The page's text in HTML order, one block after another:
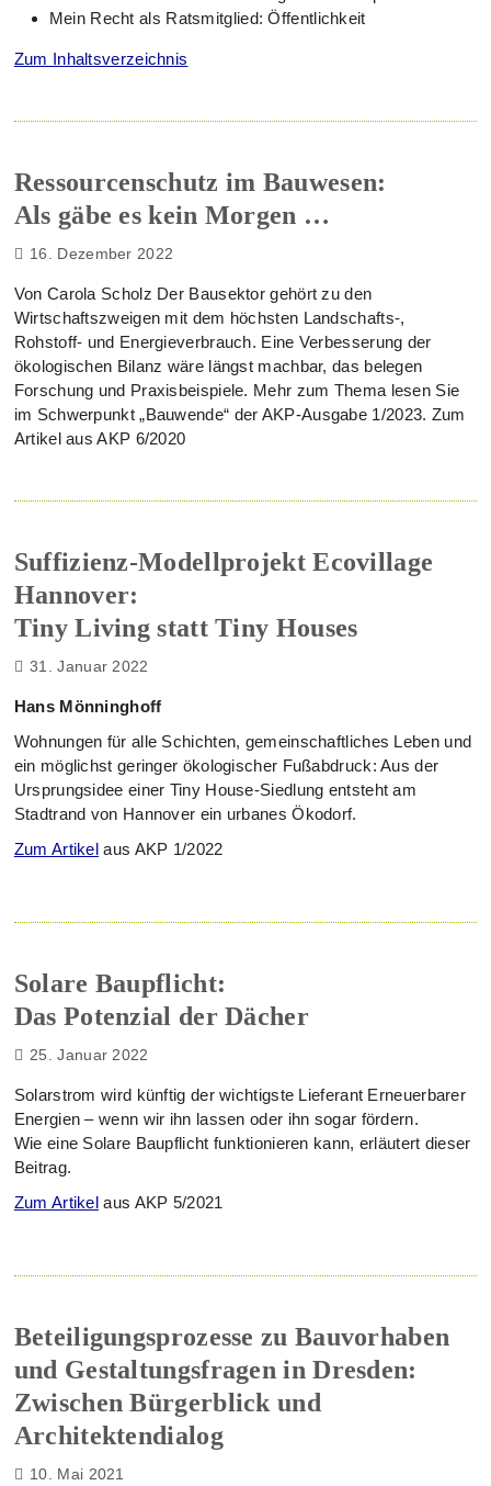
Mein Recht als Ratsmitglied: Öffentlichkeit
Zum Inhaltsverzeichnis
Ressourcenschutz im Bauwesen:
Als gäbe es kein Morgen …
16. Dezember 2022
Von Carola Scholz Der Bausektor gehört zu den
Wirtschaftszweigen mit dem höchsten Landschafts-,
Rohstoff- und Energieverbrauch. Eine Verbesserung der
ökologischen Bilanz wäre längst machbar, das belegen
Forschung und Praxisbeispiele. Mehr zum Thema lesen Sie
im Schwerpunkt „Bauwende“ der AKP-Ausgabe 1/2023. Zum
Artikel aus AKP 6/2020
Suffizienz-Modellprojekt Ecovillage
Hannover:
Tiny Living statt Tiny Houses
31. Januar 2022
Hans Mönninghoff
Wohnungen für alle Schichten, gemeinschaftliches Leben und
ein möglichst geringer ökologischer Fußabdruck: Aus der
Ursprungsidee einer Tiny House-Siedlung entsteht am
Stadtrand von Hannover ein urbanes Ökodorf.
Zum Artikel aus AKP 1/2022
Solare Baupflicht:
Das Potenzial der Dächer
25. Januar 2022
Solarstrom wird künftig der wichtigste Lieferant Erneuerbarer
Energien – wenn wir ihn lassen oder ihn sogar fördern.
Wie eine Solare Baupflicht funktionieren kann, erläutert dieser
Beitrag.
Zum Artikel aus AKP 5/2021
Beteiligungsprozesse zu Bauvorhaben
und Gestaltungsfragen in Dresden:
Zwischen Bürgerblick und
Architektendialog
10. Mai 2021